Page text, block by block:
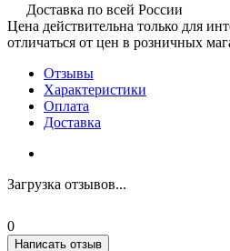
Доставка по всей России
Цена действительна только для
отличаться от цен в розничных
Отзывы
Характеристики
Оплата
Доставка
Загрузка отзывов...
0
Написать отзыв